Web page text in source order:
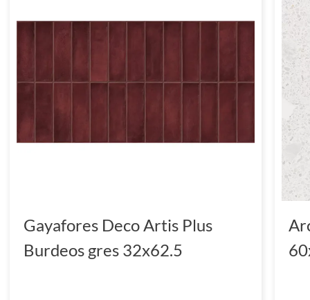
Gayafores Deco Artis Plus
Burdeos gres 32x62.5